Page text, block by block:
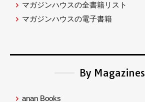
マガジンハウスの全書籍リスト
マガジンハウスの電子書籍
By Magazines
anan Books